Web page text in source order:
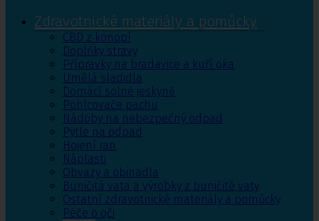
Zdravotnické materiály a pomůcky
CBD z konopí
Doplňky stravy
Přípravky na bradavice a kuří oka
Umělá sladidla
Domácí solné jeskyně
Pohlcovače pachu
Nádoby na nebezpečný odpad
Pytle na odpad
Hojení ran
Náplasti
Obvazy a obinadla
Buničitá vata a výrobky z buničité vaty
Ostatní zdravotnické materiály a pomůcky
Péče o oči